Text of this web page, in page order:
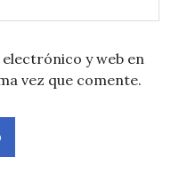
y web en
vez que comente.